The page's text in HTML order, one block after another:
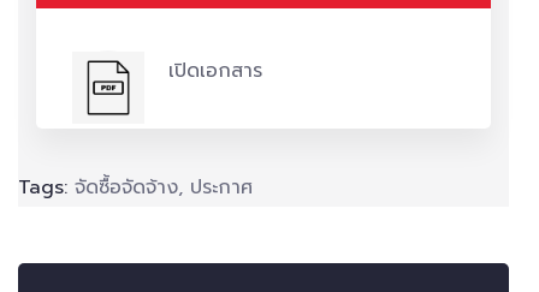
เปิดเอกสาร
Tags: จัดซื้อจัดจ้าง, ประกาศ